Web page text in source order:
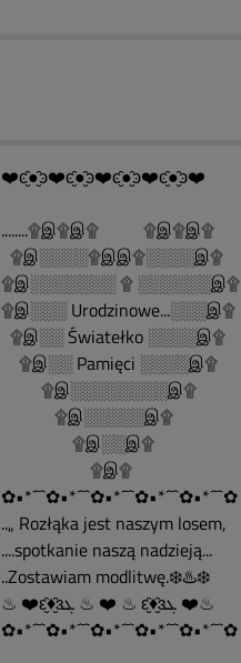
❤️ͼ̮̑●̮̑ͽ❤️ͼ̮̑●̮̑ͽ❤️ͼ̮̑●̮̑ͽ❤️ͼ̮̑●̮̑ͽ❤️
........۩இ۩இ۩ ۩இ۩இ۩
۩இ░░░░۩இஇ۩░░░░இ۩
۩இ░░░░░░░ ۩ ░░░░░░இ۩
۩இ░░░ Urodzinowe...░░░இ۩
۩இ░░ Światełko ░░░░இ۩
۩இ░░ Pamięci ░░░░இ۩
۩இ░░░░░░░░இ۩
۩இ░░░░░இ۩
۩இ░░இ۩
۩இ۩
✿•*´¯`✿•*´¯`✿•*´¯`✿•*´¯`✿•*´¯`✿
..„ Rozłąka jest naszym losem,
....spotkanie naszą nadzieją...
..Zostawiam modlitwę.❄️♨️❄️
♨ ❤️ԑ̮̑♦̮̑ɜܓ ♨ ❤️ ♨ ԑ̮̑♦̮̑ɜܓ ❤️♨
✿•*´¯`✿•*´¯`✿•*´¯`✿•*´¯`✿•*´¯`✿